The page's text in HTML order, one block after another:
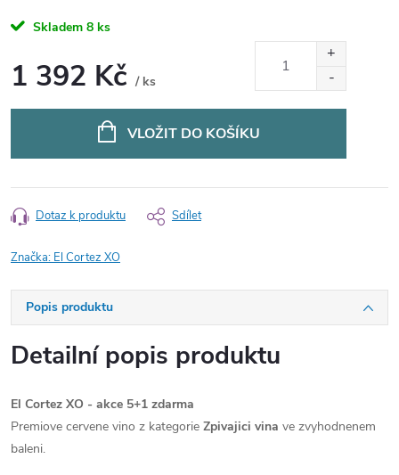
Skladem 8 ks
1 392 Kč / ks
VLOŽIT DO KOŠÍKU
Dotaz k produktu Sdílet
Značka: El Cortez XO
Popis produktu
Detailní popis produktu
El Cortez XO - akce 5+1 zdarma
Premiove cervene vino z kategorie Zpivajici vina ve zvyhodnenem
baleni.